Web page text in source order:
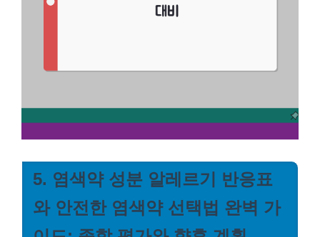
5. 염색약 성분 알레르기 반응표
와 안전한 염색약 선택법 완벽 가